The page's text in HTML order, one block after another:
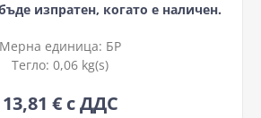
изпратен, когато е наличен.
Мерна единица: БР
Тегло: 0,06 kg(s)
13,81 € с ДДС